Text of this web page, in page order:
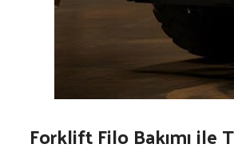
Forklift Filo Bakımı ile